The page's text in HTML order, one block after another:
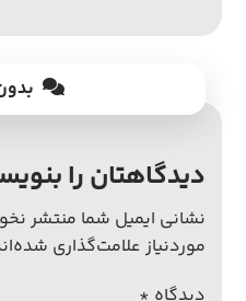
دیدگاهتان را
نشانی ایمیل شما منتشر
موردنیاز علامت‌گذاری